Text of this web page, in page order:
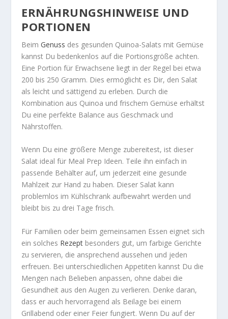
ERNÄHRUNGSHINWEISE UND
PORTIONEN
BeimGenuss des gesunden Quinoa-Salats mit Gemüse
kannst Du bedenkenlos auf die Portionsgröße achten.
Eine Portion für Erwachsene liegt in der Regel bei etwa
200 bis 250 Gramm. Dies ermöglicht es Dir, den Salat
als leicht und sättigend zu erleben. Durch die
Kombination aus Quinoa und frischem Gemüse erhältst
Du eine perfekte Balance aus Geschmack und
Nährstoffen.
Wenn Du eine größere Menge zubereitest, ist dieser
Salat ideal für Meal Prep Ideen. Teile ihn einfach in
passende Behälter auf, um jederzeit eine gesunde
Mahlzeit zur Hand zu haben. Dieser Salat kann
problemlos im Kühlschrank aufbewahrt werden und
bleibt bis zu drei Tage frisch.
Für Familien oder beim gemeinsamen Essen eignet sich
ein solches Rezept besonders gut, um farbige Gerichte
zu servieren, die ansprechend aussehen und jeden
erfreuen. Bei unterschiedlichen Appetiten kannst Du die
Mengen nach Belieben anpassen, ohne dabei die
Gesundheit aus den Augen zu verlieren. Denke daran,
dass er auch hervorragend als Beilage bei einem
Grillabend oder einer Feier fungiert. Wenn Du auf der